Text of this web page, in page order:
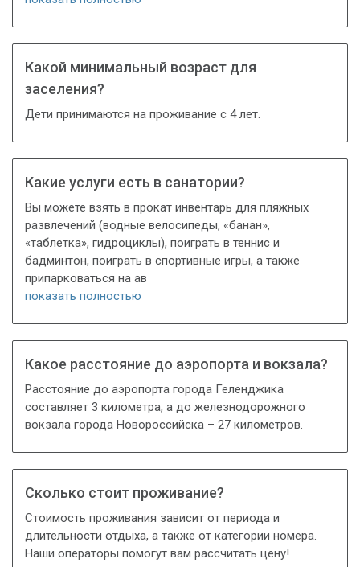
Какой минимальный возраст для
заселения?
Дети принимаются на проживание с 4 лет.
Какие услуги есть в санатории?
Вы можете взять в прокат инвентарь для пляжных
развлечений (водные велосипеды, «банан»,
«таблетка», гидроциклы), поиграть в теннис и
бадминтон, поиграть в спортивные игры, а также
припарковаться на ав
показать полностью
Какое расстояние до аэропорта и вокзала?
Расстояние до аэропорта города Геленджика
составляет 3 километра, а до железнодорожного
вокзала города Новороссийска – 27 километров.
Сколько стоит проживание?
Стоимость проживания зависит от периода и
длительности отдыха, а также от категории номера.
Наши операторы помогут вам рассчитать цену!